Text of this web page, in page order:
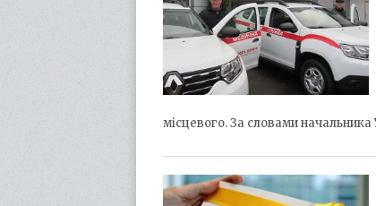
місцевого. За словами начальника